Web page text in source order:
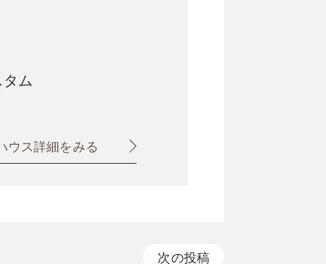
ム
ウス詳細をみる
次の投稿